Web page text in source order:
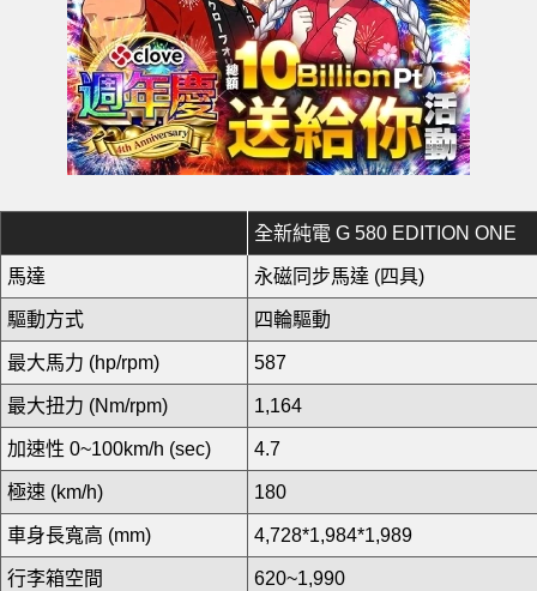
全新純電 G 580 EDITION ONE
馬達 永磁同步馬達 (四具)
驅動方式 四輪驅動
最大馬力 (hp/rpm) 587
最大扭力 (Nm/rpm) 1,164
加速性 0~100km/h (sec) 4.7
極速 (km/h) 180
車身長寬高 (mm) 4,728*1,984*1,989
行李箱空間 620~1,990